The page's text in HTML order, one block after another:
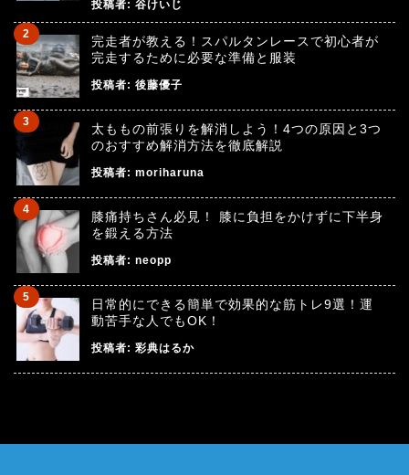
投稿者: 谷けいじ
完走者が教える！スパルタンレースで初心者が
完走するために必要な準備と服装
投稿者: 後藤優子
太ももの前張りを解消しよう！4つの原因と3つ
のおすすめ解消方法を徹底解説
投稿者: moriharuna
膝痛持ちさん必見！ 膝に負担をかけずに下半身
を鍛える方法
投稿者: neopp
日常的にできる簡単で効果的な筋トレ9選！運
動苦手な人でもOK！
投稿者: 彩典はるか